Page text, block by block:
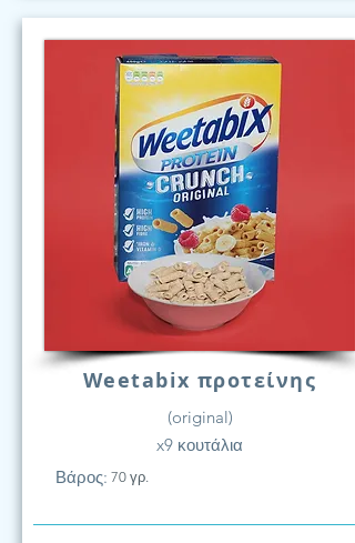
Weetabix προτείνης
(original)
x9 κουτάλια
Βάρος: 70 γρ.